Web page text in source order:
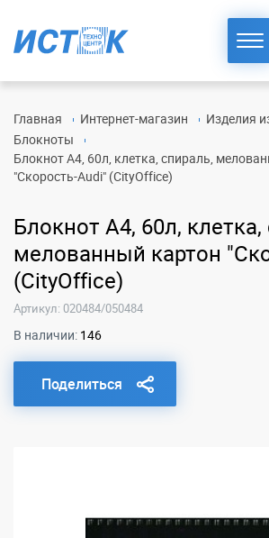
Главная Интернет-магазин
Изделия
Блокноты
Блокнот А4, 60л, клетка, спираль,
"Скорость-Audi" (CityOffice)
Блокнот А4, 60л, клетка,
мелованный картон
(CityOffice)
Артикул: 020484/050484
В наличии: 146
Поделиться